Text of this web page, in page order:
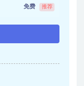
免费 推荐